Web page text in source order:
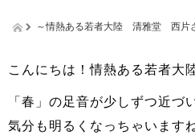
～情熱ある若者大陸 清雅堂 西片
こんにちは！情熱ある若者大
「春」の足音が少しずつ近づ
気分も明るくなっちゃいます